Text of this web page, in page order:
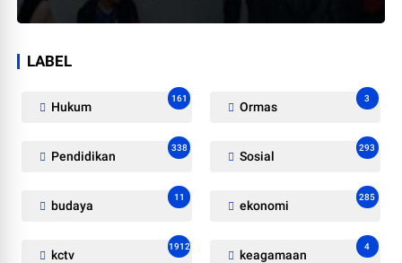
LABEL
Hukum
161
Ormas
3
Pendidikan
338
Sosial
293
budaya
11
ekonomi
285
kctv
1912
keagamaan
4